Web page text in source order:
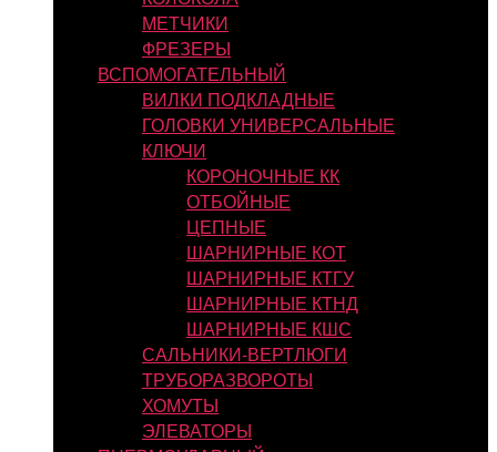
МЕТЧИКИ
ФРЕЗЕРЫ
ВСПОМОГАТЕЛЬНЫЙ
ВИЛКИ ПОДКЛАДНЫЕ
ГОЛОВКИ УНИВЕРСАЛЬНЫЕ
КЛЮЧИ
КОРОНОЧНЫЕ КК
ОТБОЙНЫЕ
ЦЕПНЫЕ
ШАРНИРНЫЕ КОТ
ШАРНИРНЫЕ КТГУ
ШАРНИРНЫЕ КТНД
ШАРНИРНЫЕ КШС
САЛЬНИКИ-ВЕРТЛЮГИ
ТРУБОРАЗВОРОТЫ
ХОМУТЫ
ЭЛЕВАТОРЫ